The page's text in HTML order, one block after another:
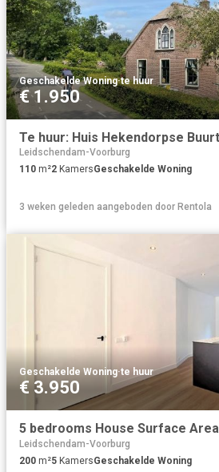
Geschakelde Woning·te huur
€ 1.950
Te huur: Huis Hekendorpse
Leidschendam-Voorburg
110 m²2 KamersGeschakelde Woning
3 weken geleden aangeboden door Rentola
Geschakelde Woning·te huur
€ 3.950
Leidschendam-Voorburg
200 m²5 KamersGeschakelde Woning